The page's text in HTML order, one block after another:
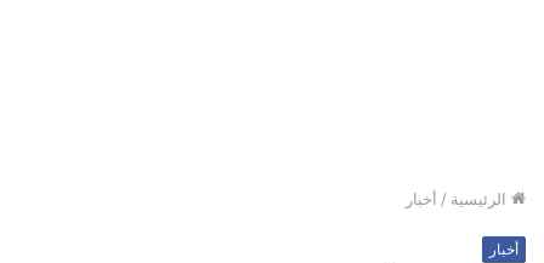
الرئيسية / أخبار
أخبار